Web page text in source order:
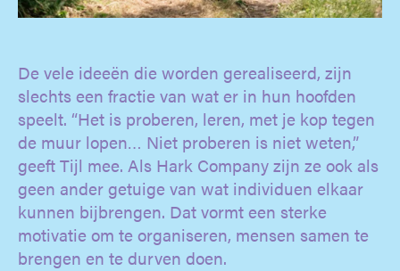
De vele ideeën die worden gerealiseerd, zijn
slechts een fractie van wat er in hun hoofden
speelt. “Het is proberen, leren, met je kop tegen
de muur lopen… Niet proberen is niet weten,”
geeft Tijl mee. Als Hark Company zijn ze ook als
geen ander getuige van wat individuen elkaar
kunnen bijbrengen. Dat vormt een sterke
motivatie om te organiseren, mensen samen te
brengen en te durven doen.